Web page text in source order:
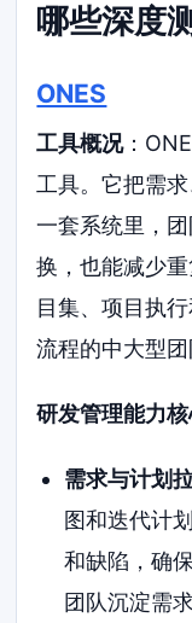
哪些深度
ONES
工具概况：
工具。它把需
一套系统里，
换，也能减少
目集、项目执
流程的中大型团
研发管理能力
需求与计划
图和迭代计
和缺陷，确
团队沉淀需